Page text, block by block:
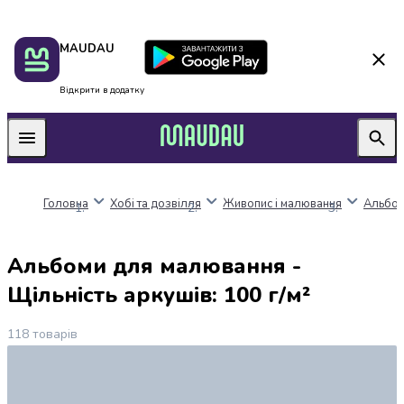
школяра
Оплата
нацкешбек
Алкоголь
вина
Міцний
алкоголь
Віскі
і
Дніпро
Одеса
Львів
Харків
MAUDAU
Відкрити в додатку
Головна Хобі та дозвілля Живопис і малювання
Альбоми для малювання -
Щільність аркушів: 100 г/м²
118 товарів